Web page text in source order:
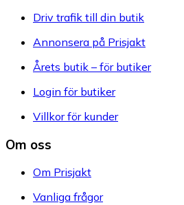
Driv trafik till din butik
Annonsera på Prisjakt
Årets butik – för butiker
Login för butiker
Villkor för kunder
Om oss
Om Prisjakt
Vanliga frågor